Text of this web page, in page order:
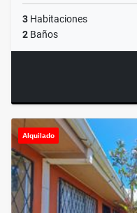
3 Habitaciones
2 Baños
Alquilado